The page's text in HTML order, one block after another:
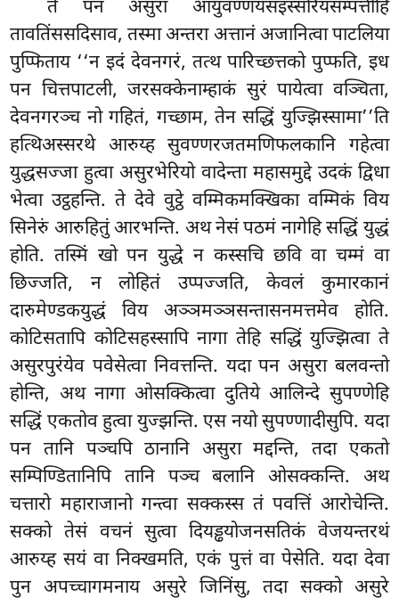
ते पन असुरा आयुवण्णयसइस्सरियसम्पत्तीहि
तावतिंससदिसाव, तस्मा अन्तरा अत्तानं अजानित्वा पाटलिया
पुप्फिताय ‘‘न इदं देवनगरं, तत्थ पारिच्छत्तको पुप्फति, इध
पन चित्तपाटली, जरसक्केनाम्हाकं सुरं पायेत्वा वञ्चिता,
देवनगरञ्च नो गहितं, गच्छाम, तेन सद्धिं युज्झिस्सामा’’ति
हत्थिअस्सरथे आरुय्ह सुवण्णरजतमणिफलकानि गहेत्वा
युद्धसज्जा हुत्वा असुरभेरियो वादेन्ता महासमुद्दे उदकं द्विधा
भेत्वा उट्ठहन्ति. ते देवे वुट्ठे वम्मिकमक्खिका वम्मिकं विय
सिनेरुं आरुहितुं आरभन्ति. अथ नेसं पठमं नागेहि सद्धिं युद्धं
होति. तस्मिं खो पन युद्धे न कस्सचि छवि वा चम्मं वा
छिज्जति, न लोहितं उप्पज्जति, केवलं कुमारकानं
दारुमेण्डकयुद्धं विय अञ्ञमञ्ञसन्तासनमत्तमेव होति.
कोटिसतापि कोटिसहस्सापि नागा तेहि सद्धिं युज्झित्वा ते
असुरपुरंयेव पवेसेत्वा निवत्तन्ति. यदा पन असुरा बलवन्तो
होन्ति, अथ नागा ओसक्कित्वा दुतिये आलिन्दे सुपण्णेहि
सद्धिं एकतोव हुत्वा युज्झन्ति. एस नयो सुपण्णादीसुपि. यदा
पन तानि पञ्चपि ठानानि असुरा मद्दन्ति, तदा एकतो
सम्पिण्डितानिपि तानि पञ्च बलानि ओसक्कन्ति. अथ
चत्तारो महाराजानो गन्त्वा सक्कस्स तं पवत्तिं आरोचेन्ति.
सक्को तेसं वचनं सुत्वा दियड्ढयोजनसतिकं वेजयन्तरथं
आरुय्ह सयं वा निक्खमति, एकं पुत्तं वा पेसेति. यदा देवा
पुन अपच्चागमनाय असुरे जिनिंसु, तदा सक्को असुरे